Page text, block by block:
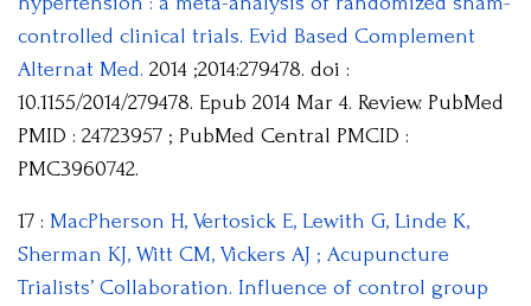
controlled clinical trials. Evid Based Complement
Alternat Med. 2014 ;2014:279478. doi :
10.1155/2014/279478. Epub 2014 Mar 4. Review. PubMed
PMID : 24723957 ; PubMed Central PMCID :
PMC3960742.
17 : MacPherson H, Vertosick E, Lewith G, Linde K,
Sherman KJ, Witt CM, Vickers AJ ; Acupuncture
Trialists’ Collaboration. Influence of control group